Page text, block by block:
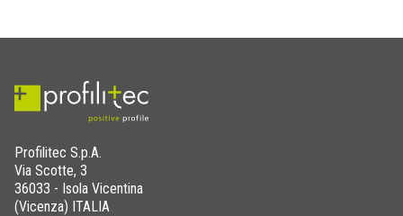
Profilitec S.p.A.
Via Scotte, 3
36033 - Isola Vicentina
(Vicenza) ITALIA